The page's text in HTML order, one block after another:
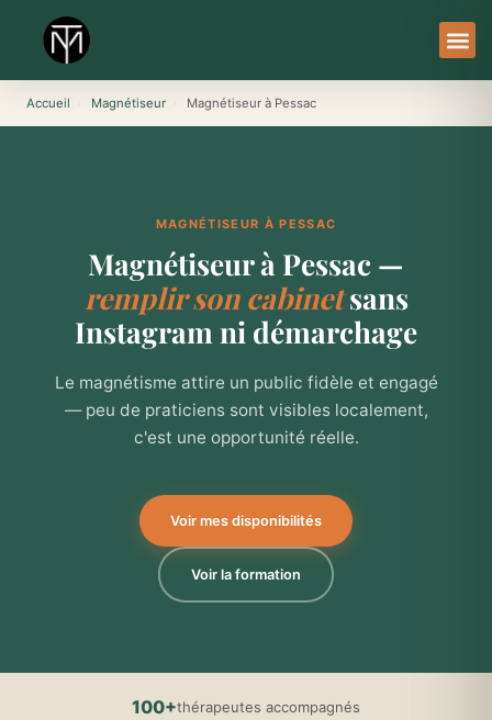
contenu
Accueil Magnétiseur Magnétiseur à Pessac
MAGNÉTISEUR À PESSAC
Magnétiseur à Pessac —
remplir son cabinetsans
Instagram ni démarchage
Le magnétisme attire un public fidèle et engagé
— peu de praticiens sont visibles localement,
c'est une opportunité réelle.
Voir mes disponibilités
Voir la formation
100+thérapeutes accompagnés